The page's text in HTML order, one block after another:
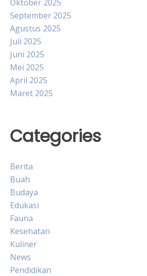
Oktober 2025
September 2025
Agustus 2025
Juli 2025
Juni 2025
Mei 2025
April 2025
Maret 2025
Categories
Berita
Buah
Budaya
Edukasi
Fauna
Kesehatan
Kuliner
News
Pendidikan